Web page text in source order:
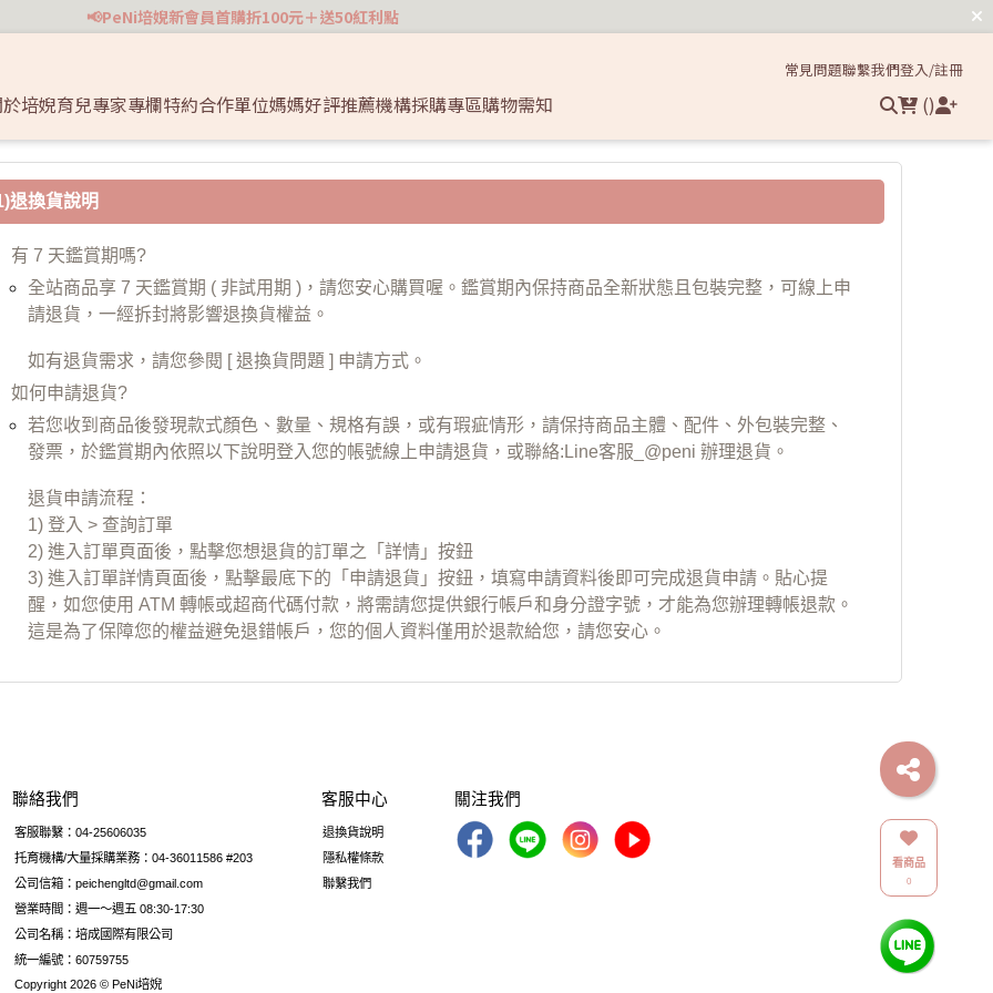
📢PeNi培婗新會員首購折100元＋送50紅利點
常見問題聯繫我們登入/註冊
36 個
寶寶餐具 / 奶瓶 / 水壺
學飲杯 / 水壺 🥤
奶瓶 🍼
副食品分裝盒🧊
外出防曬 / 服飾配件
旅遊玩水收納 🥽
防曬服飾配件 👒
日用洗沐清潔
兒童口腔護理 🦷
培婗育兒專家專欄特約合作單位媽媽好評推薦機構採購專區購物需知 ()
退換貨說明
有 7 天鑑賞期嗎?
全站商品享 7 天鑑賞期 ( 非試用期 )，請您安心購買喔。鑑賞期內保持商品全新狀態且包裝完整，可線上申
請退貨，一經拆封將影響退換貨權益。
如有退貨需求，請您參閱 [ 退換貨問題 ] 申請方式。
如何申請退貨?
若您收到商品後發現款式顏色、數量、規格有誤，或有瑕疵情形，請保持商品主體、配件、外包裝完整、
發票，於鑑賞期內依照以下說明登入您的帳號線上申請退貨，或聯絡:Line客服_@peni 辦理退貨。
退貨申請流程：
1) 登入 > 查詢訂單
2) 進入訂單頁面後，點擊您想退貨的訂單之「詳情」按鈕
3) 進入訂單詳情頁面後，點擊最底下的「申請退貨」按鈕，填寫申請資料後即可完成退貨申請。貼心提
醒，如您使用 ATM 轉帳或超商代碼付款，將需請您提供銀行帳戶和身分證字號，才能為您辦理轉帳退款。
這是為了保障您的權益避免退錯帳戶，您的個人資料僅用於退款給您，請您安心。
聯絡我們
客服聯繫：04-25606035
托育機構/大量採購業務：04-36011586 #203
公司信箱：peichengltd@gmail.com
營業時間：週一～週五 08:30-17:30
公司名稱：培成國際有限公司
統一編號：60759755
Copyright 2026 © PeNi培婗
客服中心
退換貨說明
隱私權條款
聯繫我們
關注我們
看商品
0